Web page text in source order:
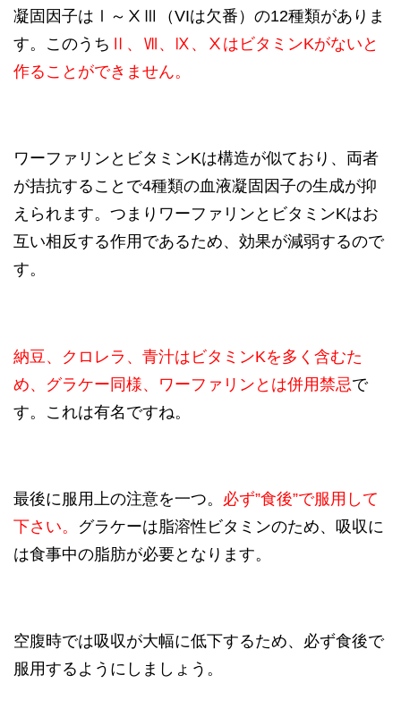
凝固因子はⅠ～ⅩⅢ（VIは欠番）の12種類がありま
す。このうち Ⅱ、Ⅶ、Ⅸ、ⅩはビタミンKがないと
作ることができません。
ワーファリンとビタミンKは構造が似ており、両者
が拮抗することで4種類の血液凝固因子の生成が抑
えられます。つまりワーファリンとビタミンKはお
互い相反する作用であるため、効果が減弱するので
す。
納豆、クロレラ、青汁はビタミンKを多く含むた
め、グラケー同様、ワーファリンとは併用禁忌で
す。これは有名ですね。
最後に服用上の注意を一つ。 必ず”食後”で服用して
下さい。 グラケーは脂溶性ビタミンのため、吸収に
は食事中の脂肪が必要となります。
空腹時では吸収が大幅に低下するため、必ず食後で
服用するようにしましょう。